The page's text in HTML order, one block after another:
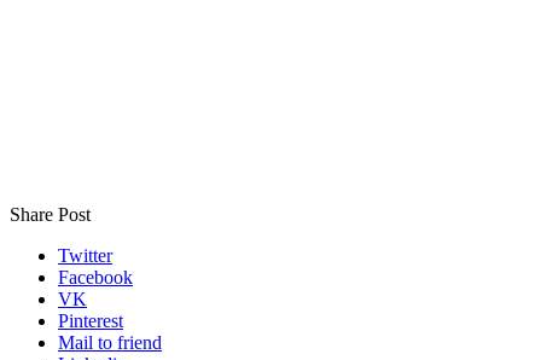
Share Post
Twitter
Facebook
VK
Pinterest
Mail to friend